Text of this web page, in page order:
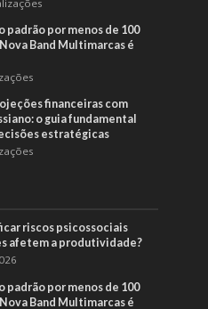
padrão por menos de 100
Band Multimarcas é
financeiras com
o guia fundamental
estratégicas
riscos psicossociais
afetem a produtividade?
padrão por menos de 100
Band Multimarcas é